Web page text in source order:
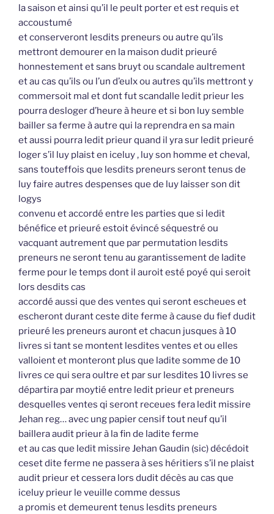
la saison et ainsi qu’il le peult porter et est requis et
accoustumé
et conserveront lesdits preneurs ou autre qu’ils
mettront demourer en la maison dudit prieuré
honnestement et sans bruyt ou scandale aultrement
et au cas qu’ils ou l’un d’eulx ou autres qu’ils mettront y
commersoit mal et dont fut scandalle ledit prieur les
pourra desloger d’heure à heure et si bon luy semble
bailler sa ferme à autre qui la reprendra en sa main
et aussi pourra ledit prieur quand il yra sur ledit prieuré
loger s’il luy plaist en iceluy , luy son homme et cheval,
sans touteffois que lesdits preneurs seront tenus de
luy faire autres despenses que de luy laisser son dit
logys
convenu et accordé entre les parties que si ledit
bénéfice et prieuré estoit évincé séquestré ou
vacquant autrement que par permutation lesdits
preneurs ne seront tenu au garantissement de ladite
ferme pour le temps dont il auroit esté poyé qui seroit
lors desdits cas
accordé aussi que des ventes qui seront escheues et
escheront durant ceste dite ferme à cause du fief dudit
prieuré les preneurs auront et chacun jusques à 10
livres si tant se montent lesdites ventes et ou elles
valloient et monteront plus que ladite somme de 10
livres ce qui sera oultre et par sur lesdites 10 livres se
départira par moytié entre ledit prieur et preneurs
desquelles ventes qi seront receues fera ledit missire
Jehan reg… avec ung papier censif tout neuf qu’il
baillera audit prieur à la fin de ladite ferme
et au cas que ledit missire Jehan Gaudin (sic) décédoit
ceset dite ferme ne passera à ses héritiers s’il ne plaist
audit prieur et cessera lors dudit décès au cas que
iceluy prieur le veuille comme dessus
a promis et demeurent tenus lesdits preneurs